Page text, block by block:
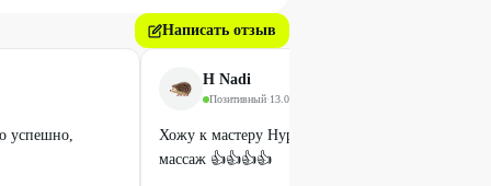
Пилинги и чистки лица
Написать отзыв
успешно,
Н Nadi
Позитивный·13.04.2024
Хожу к мастеру Нурия. Безумно нравится!
массаж 👍👍👍👍